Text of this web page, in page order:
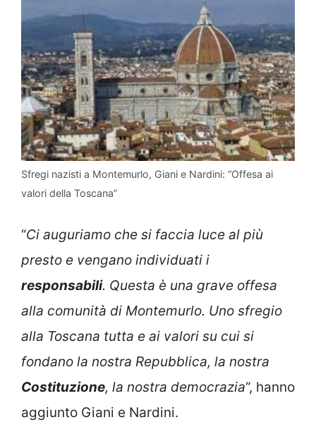
Sfregi nazisti a Montemurlo, Giani e Nardini: “Offesa ai
valori della Toscana”
“Ci auguriamo che si faccia luce al più
presto e vengano individuati i
responsabili. Questa è una grave offesa
alla comunità di Montemurlo. Uno sfregio
alla Toscana tutta e ai valori su cui si
fondano la nostra Repubblica, la nostra
Costituzione, la nostra democrazia“, hanno
aggiunto Giani e Nardini.